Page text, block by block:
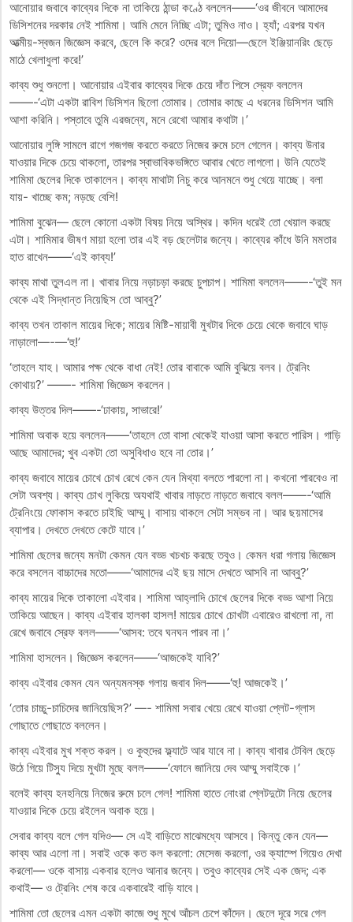
আনোয়ার জবাবে কাব্যের দিকে না তাকিয়ে ঠান্ডা কণ্ঠে বললেন——‘ওর জীবনে আমাদের
ডিসিশনের দরকার নেই শামিমা। আমি মেনে নিচ্ছি এটা; তুমিও নাও। হ্যাঁ; এরপর যখন
আত্মীয়-স্বজন জিজ্ঞেস করবে, ছেলে কি করে? ওদের বলে দিয়ো—ছেলে ইঞ্জিয়ানরিং ছেড়ে
মাঠে খেলাধুলা করে!’
কাব্য শুধু শুনলো। আনোয়ার এইবার কাব্যের দিকে চেয়ে দাঁত পিসে স্রেফ বললেন
——-‘এটা একটা রাবিশ ডিসিশন ছিলো তোমার। তোমার কাছে এ ধরনের ডিসিশন আমি
আশা করিনি। পস্তাবে তুমি এরজন্যে, মনে রেখো আমার কথাটা।’
আনোয়ার লুঙ্গি সামলে রাগে গজগজ করতে করতে নিজের রুমে চলে গেলেন। কাব্য উনার
যাওয়ার দিকে চেয়ে থাকলো, তারপর স্বাভাবিকভঙ্গিতে আবার খেতে লাগলো। উনি যেতেই
শামিমা ছেলের দিকে তাকালেন। কাব্য মাথাটা নিচু করে আনমনে শুধু খেয়ে যাচ্ছে। বলা
যায়- খাচ্ছে কম; নড়ছে বেশি!
শামিমা বুঝেন— ছেলে কোনো একটা বিষয় নিয়ে অস্থির। কদিন ধরেই তো খেয়াল করছে
এটা। শামিমার ভীষণ মায়া হলো তার এই বড় ছেলেটার জন্যে। কাব্যের কাঁধে উনি মমতার
হাত রাখেন——‘এই কাব্য!’
কাব্য মাথা তুলএল না। খাবার নিয়ে নড়াচড়া করছে চুপচাপ। শামিমা বললেন——-‘তুই মন
থেকে এই সিদ্ধান্ত নিয়েছিস তো আব্বু?’
কাব্য তখন তাকাল মায়ের দিকে; মায়ের মিষ্টি-মায়াবী মুখটার দিকে চেয়ে থেকে জবাবে ঘাড়
নাড়ালো—-—‘হু!’
‘তাহলে যাহ। আমার পক্ষ থেকে বাধা নেই! তোর বাবাকে আমি বুঝিয়ে বলব। ট্রেনিং
কোথায়?’ ——- শামিমা জিজ্ঞেস করলেন।
কাব্য উত্তর দিল——-‘ঢাকায়, সাভারে!’
শামিমা অবাক হয়ে বললেন——‘তাহলে তো বাসা থেকেই যাওয়া আসা করতে পারিস। গাড়ি
আছে আমাদের; খুব একটা তো অসুবিধাও হবে না তোর।’
কাব্য জবাবে মায়ের চোখে চোখ রেখে কেন যেন মিথ্যা বলতে পারলো না। কখনো পারবেও না
সেটা অবশ্য। কাব্য চোখ লুকিয়ে অযথাই খাবার নাড়তে নাড়তে জবাবে বলল——-‘আমি
ট্রেনিংয়ে ফোকাস করতে চাইছি আম্মু। বাসায় থাকলে সেটা সম্ভব না। আর ছয়মাসের
ব্যাপার। দেখতে দেখতে কেটে যাবে।’
শামিমা ছেলের জন্যে মনটা কেমন যেন বড্ড খচখচ করছে তবুও। কেমন ধরা গলায় জিজ্ঞেস
করে বসলেন বাচ্চাদের মতো——‘আমাদের এই ছয় মাসে দেখতে আসবি না আব্বু?’
কাব্য মায়ের দিকে তাকালো এইবার। শামিমা আহ্লাদি চোখে ছেলের দিকে বড্ড আশা নিয়ে
তাকিয়ে আছেন। কাব্য এইবার হালকা হাসল! মায়ের চোখে চোখটা এবারেও রাখলো না, না
রেখে জবাবে স্রেফ বলল——‘আসব: তবে ঘনঘন পারব না।’
শামিমা হাসলেন। জিজ্ঞেস করলেন——‘আজকেই যাবি?’
কাব্য এইবার কেমন যেন অন্যমনস্ক গলায় জবাব দিল——‘হু! আজকেই।’
‘তোর চাচ্চু-চাচিদের জানিয়েছিস?’ —- শামিমা সবার খেয়ে রেখে যাওয়া প্লেট-গ্লাস
গোছাতে গোছাতে বললেন।
কাব্য এইবার মুখ শক্ত করল। ও কুহুদের ফ্ল্যাটে আর যাবে না। কাব্য খাবার টেবিল ছেড়ে
উঠে গিয়ে টিস‍্যু দিয়ে মুখটা মুছে বলল——‘ফোনে জানিয়ে দেব আম্মু সবাইকে।’
বলেই কাব্য হনহনিয়ে নিজের রুমে চলে গেল! শামিমা হাতে নোংরা প্লেটদুটো নিয়ে ছেলের
যাওয়ার দিকে চেয়ে রইলেন অবাক হয়ে।
সেবার কাব্য বলে গেল যদিও— সে এই বাড়িতে মাঝেমধ্যে আসবে। কিন্তু কেন যেন—
কাব্য আর এলো না। সবাই ওকে কত কল করলো: মেসেজ করলো, ওর ক্যাম্পে গিয়েও দেখা
করলো— ওকে বাসায় একবার হলেও আনার জন্যে। তবুও কাব্যের সেই এক জেদ; এক
কথাই— ও ট্রেনিং শেষ করে একবারেই বাড়ি যাবে।
শামিমা তো ছেলের এমন একটা কাজে শুধু মুখে আঁচল চেপে কাঁদেন। ছেলে দূরে সরে গেল